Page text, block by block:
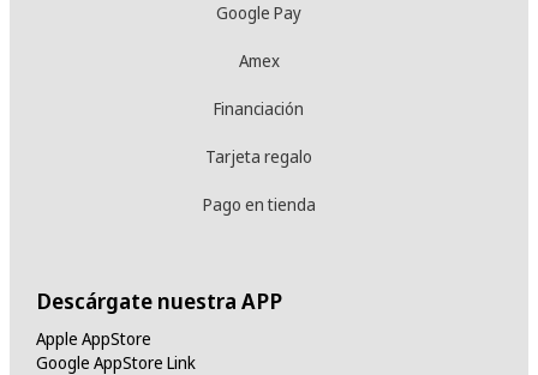
Google Pay
Amex
Financiación
Tarjeta regalo
Pago en tienda
Descárgate nuestra APP
Apple AppStore
Google AppStore Link